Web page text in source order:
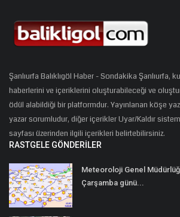
Şanlıurfa Balıklıgöl Haber - Sondakika Şanlıurfa,
haberlerini ve içeriklerini oluşturabileceği ve
ödül alabildiği bir platformdur. Yayınlanan köşe
yazar sorumludur, diğer içerikler Uyar/Kaldır
sayfası üzerinden ilgili içerikleri belirtebilirsiniz.
RASTGELE GÖNDERILER
Meteoroloji Genel
Çarşamba günü...